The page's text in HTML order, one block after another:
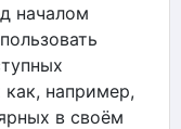
началом
например,
в своём